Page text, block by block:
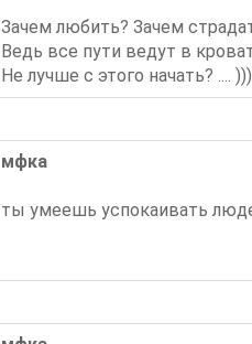
Зачем любить? Зачем
Ведь все пути ведут в
Не лучше с этого начать? .... )))
мфка
ты умеешь успокаивать